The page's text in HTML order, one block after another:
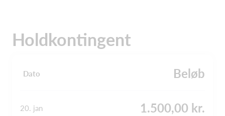
Holdkontingent
Dato Beløb
20. jan 1.500,00 kr.